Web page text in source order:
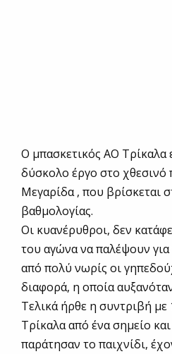
Ο μπασκετικός ΑΟ Τρίκαλα
δύσκολο έργο στο χθεσινό
Μεγαρίδα , που βρίσκεται
βαθμολογίας.
Οι κυανέρυθροι, δεν
του αγώνα να παλέψουν
από πολύ νωρίς οι
διαφορά, η οποία
Τελικά ήρθε η συντριβή
Τρίκαλα από ένα σημείο
παράτησαν το παιχνίδι,